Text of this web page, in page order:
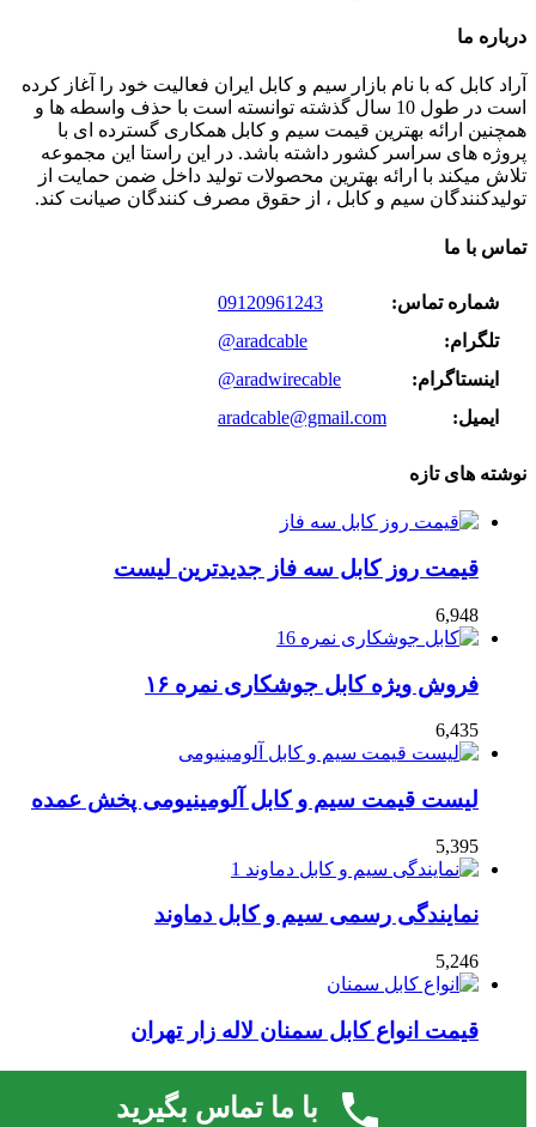
درباره ما
آراد کابل که با نام بازار سیم و کابل ایران فعالیت خود را آغاز کرده
است در طول 10 سال گذشته توانسته است با حذف واسطه ها و
همچنین ارائه بهترین قیمت سیم و کابل همکاری گسترده ای با
پروژه های سراسر کشور داشته باشد. در این راستا این مجموعه
تلاش میکند با ارائه بهترین محصولات تولید داخل ضمن حمایت از
تولیدکنندگان سیم و کابل ، از حقوق مصرف کنندگان صیانت کند.
تماس با ما
شماره تماس:
09120961243
تلگرام:
@aradcable
اینستاگرام:
@aradwirecable
ایمیل:
aradcable@gmail.com
نوشته های تازه
قیمت روز کابل سه فاز جدیدترین لیست
6,948
فروش ویژه کابل جوشکاری نمره ۱۶
6,435
لیست قیمت سیم و کابل آلومینیومی پخش عمده
5,395
نمایندگی رسمی سیم و کابل دماوند
5,246
قیمت انواع کابل سمنان لاله زار تهران
4,727
© 2026 | کلیه حقوق مادی و معنوی این وب سایت متعلق است به
با ما تماس بگیرید
لایسنس فعال نشده است، برای فعال کردن لایسنس به